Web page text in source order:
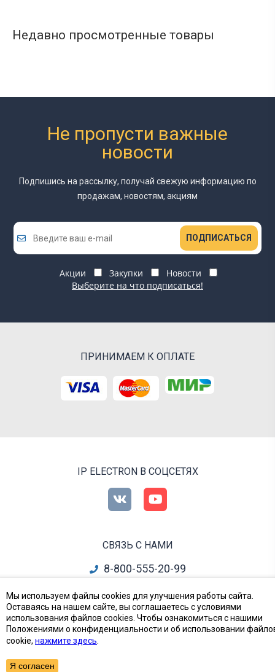
Недавно просмотренные товары
Не пропусти важные
новости
Подпишись на рассылку, получай свежую информацию по
продажам, новостям, акциям
ПОДПИСАТЬСЯ
Акции Закупки
Новости
Выберите на что подписаться!
ПРИНИМАЕМ К ОПЛАТЕ
IP ELECTRON В СОЦСЕТЯХ
СВЯЗЬ С НАМИ
8-800-555-20-99
info@ipelectron.ru
все контакты
Приборы, Радиодетали и Электронные компоненты
Мы используем файлы cookies для улучшения работы сайта.
Оставаясь на нашем сайте, вы соглашаетесь с условиями
использования файлов cookies. Чтобы ознакомиться с нашими
Положениями о конфиденциальности и об использовании
cookie, нажмите здесь
Я согласен